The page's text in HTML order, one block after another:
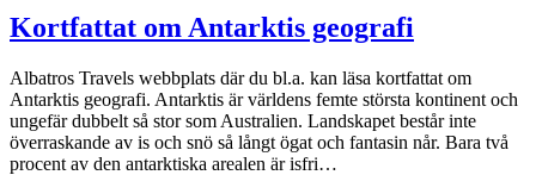
Kortfattat om Antarktis geografi
Albatros Travels webbplats där du bl.a. kan läsa kortfattat om
Antarktis geografi. Antarktis är världens femte största kontinent och
ungefär dubbelt så stor som Australien. Landskapet består inte
överraskande av is och snö så långt ögat och fantasin når. Bara två
procent av den antarktiska arealen är isfri…